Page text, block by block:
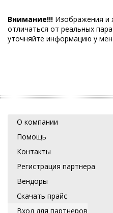
Внимание!!! Изображения и
отличаться от реальных
уточняйте информацию у
О компании
Помощь
Контакты
Регистрация партнера
Вендоры
Скачать прайс
Вход для партнеров